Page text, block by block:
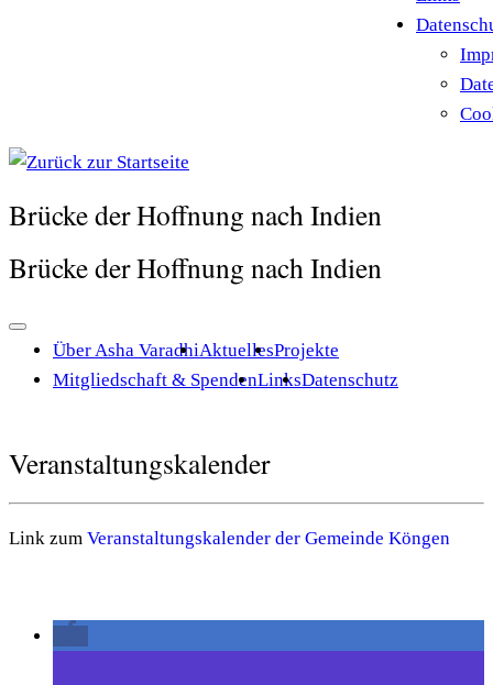
Brücke der Hoffnung nach Indien
Brücke der Hoffnung nach Indien
Über Asha VaradhiAktuellesProjekte
Mitgliedschaft & SpendenLinksDatenschutz
Veranstaltungskalender
Link zum Veranstaltungskalender der Gemeinde Köngen